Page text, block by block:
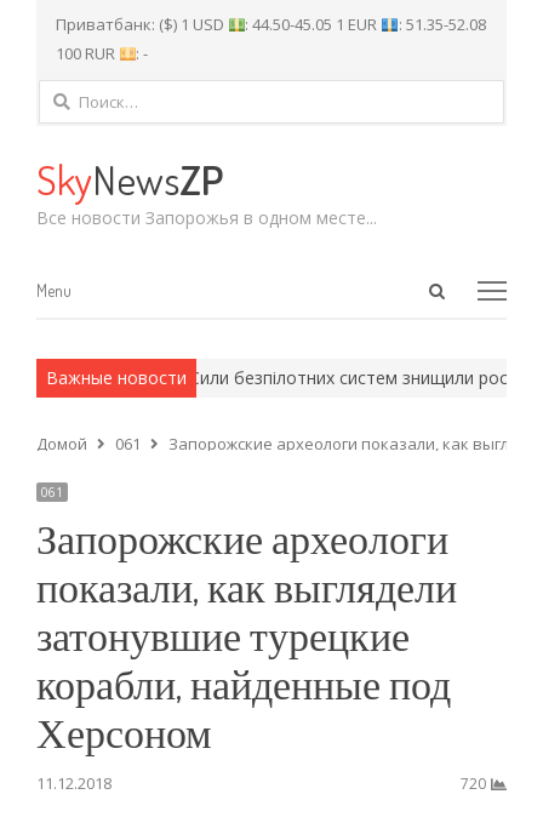
Приватбанк: ($) 1 USD : 44.50-45.05 1 EUR
: 51.35-52.08
100 RUR
: -
Найти:
SkyNewsZP
Все новости Запорожья в одном месте...
Open
Menu
Menu
Важные новости
методы. Сили безпілотних систем знищили
Домой 061 Запорожские археологи показали, как
061
Запорожские археологи
показали, как выглядели
затонувшие турецкие
корабли, найденные под
Херсоном
11.12.2018 720